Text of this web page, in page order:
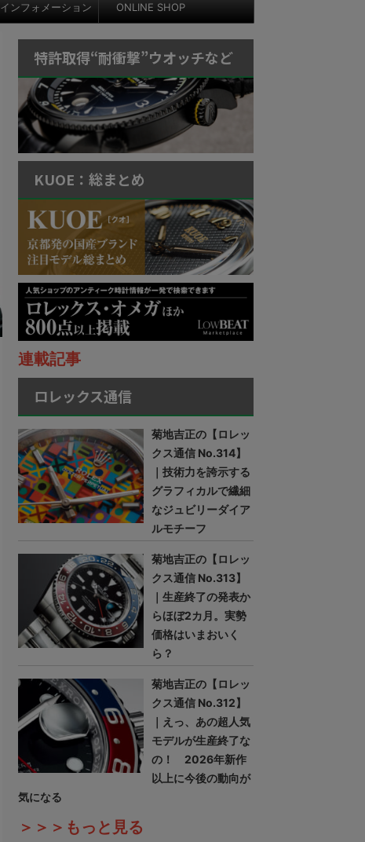
インフォメーション ONLINE SHOP
特許取得“耐衝撃”ウオッチなど
KUOE：総まとめ
連載記事
ロレックス通信
菊地吉正の【ロレッ
クス通信 No.314】
｜技術力を誇示する
グラフィカルで繊細
なジュビリーダイア
ルモチーフ
菊地吉正の【ロレッ
クス通信 No.313】
｜生産終了の発表か
らほぼ2カ月。実勢
価格はいまおいく
ら？
菊地吉正の【ロレッ
クス通信 No.312】
｜えっ、あの超人気
モデルが生産終了な
の！ 2026年新作
以上に今後の動向が
気になる
＞＞＞もっと見る